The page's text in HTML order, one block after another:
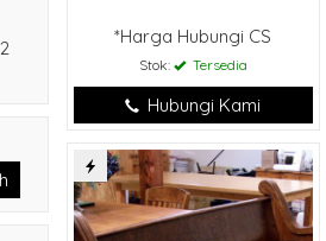
*Harga Hubungi CS
Stok: Tersedia
Hubungi Kami